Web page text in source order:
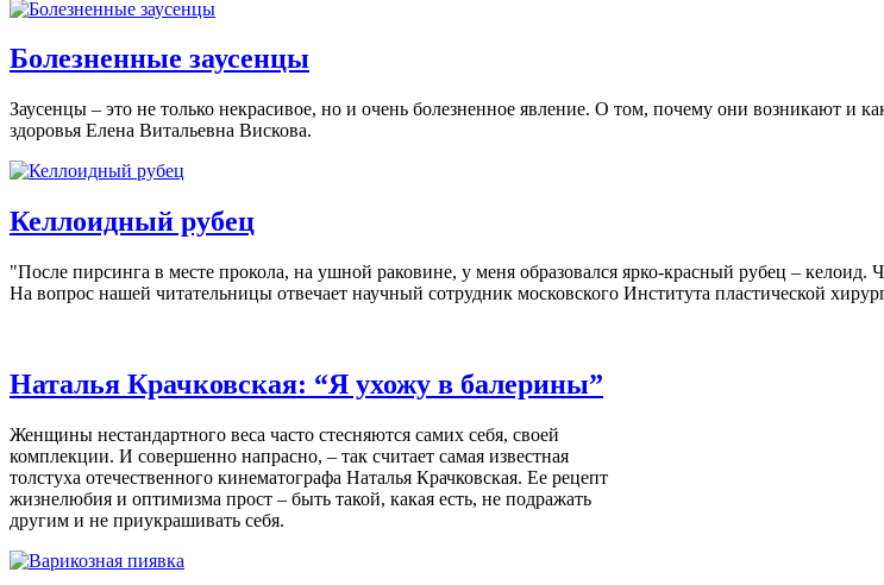
Болезненные заусенцы
Заусенцы – это не только некрасивое, но и очень болезненное явление. О том, почему они возникают и
здоровья Елена Витальевна Вискова.
Келлоидный рубец
"После пирсинга в месте прокола, на ушной раковине, у меня образовался ярко-красный рубец –
На вопрос нашей читательницы отвечает научный сотрудник московского Института пластической
Наталья Крачковская: “Я ухожу в балерины”
Женщины нестандартного веса часто стесняются самих себя, своей
комплекции. И совершенно напрасно, – так считает самая известная
толстуха отечественного кинематографа Наталья Крачковская. Ее рецепт
жизнелюбия и оптимизма прост – быть такой, какая есть, не подражать
другим и не приукрашивать себя.